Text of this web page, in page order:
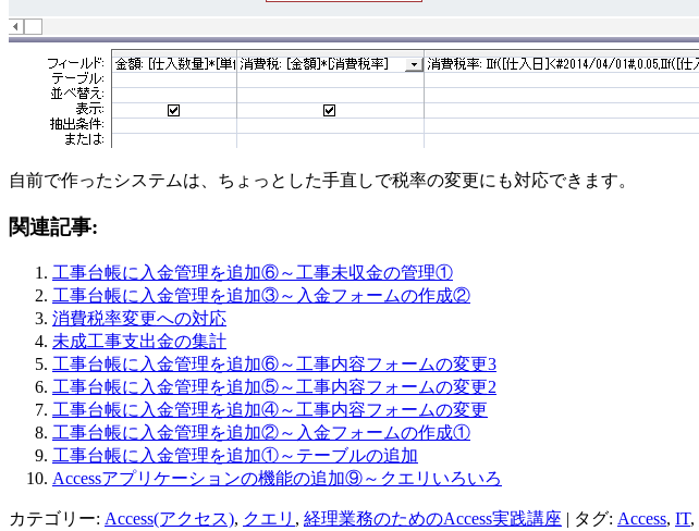
自前で作ったシステムは、ちょっとした手直しで税率の変更にも対応できます。
関連記事:
工事台帳に入金管理を追加⑥～工事未収金の管理①
工事台帳に入金管理を追加③～入金フォームの作成②
消費税率変更への対応
未成工事支出金の集計
工事台帳に入金管理を追加⑥～工事内容フォームの変更3
工事台帳に入金管理を追加⑤～工事内容フォームの変更2
工事台帳に入金管理を追加④～工事内容フォームの変更
工事台帳に入金管理を追加②～入金フォームの作成①
工事台帳に入金管理を追加①～テーブルの追加
Accessアプリケーションの機能の追加⑨～クエリいろいろ
カテゴリー: Access(アクセス), クエリ , 経理業務のためのAccess実践講座 | タグ: Access, IT,